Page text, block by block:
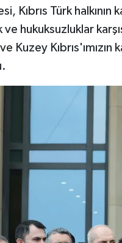
Kıbrıs Türk halkının
ve hukuksuzluklar
Kuzey